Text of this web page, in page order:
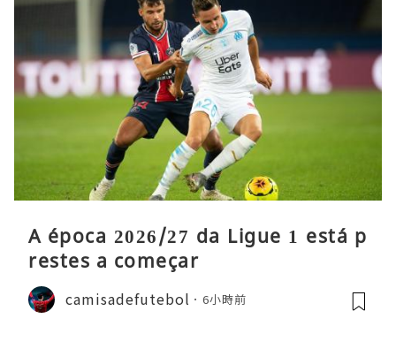
A época 2026/27 da Ligue 1 está p
restes a começar
camisadefutebol 6小時前